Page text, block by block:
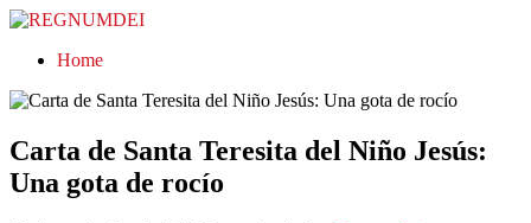
REGNUMDEI
Home
Carta de Santa Teresita del Niño Jesús:
Una gota de rocío